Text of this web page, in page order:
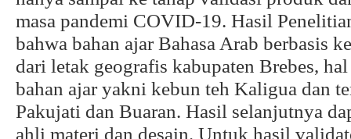
masa pandemi COVID-19. Hasil
bahwa bahan ajar Bahasa Arab berbasis
dari letak geografis kabupaten Brebes,
bahan ajar yakni kebun teh Kaligua dan
Pakujati dan Buaran. Hasil selanjutnya
ahli materi dan desain. Untuk hasil